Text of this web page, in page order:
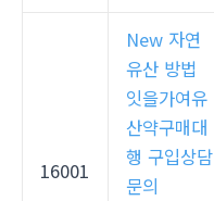
16001
New 자연
유산 방법
잇을가여유
산약구매대
행 구입상담
문의